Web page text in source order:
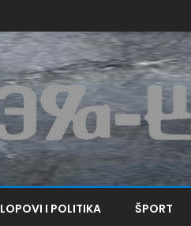
LOPOVI I POLITIKA ŠPORT